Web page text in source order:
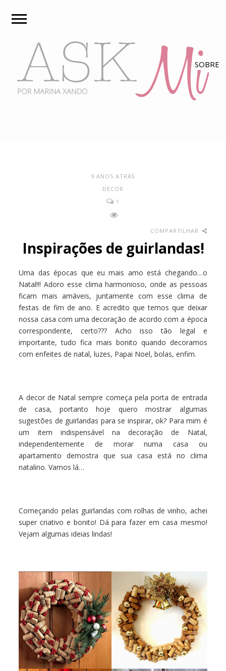
9 ANOS ATRÁS
DECOR
1
COMPARTILHAR
Inspirações de guirlandas!
Uma das épocas que eu mais amo está chegando…o
Natal!!! Adoro esse clima harmonioso, onde as pessoas
ficam mais amáveis, juntamente com esse clima de
festas de fim de ano. E acredito que temos que deixar
nossa casa com uma decoração de acordo com a época
correspondente, certo??? Acho isso tão legal e
importante, tudo fica mais bonito quando decoramos
com enfeites de natal, luzes, Papai Noel, bolas, enfim.
A decor de Natal sempre começa pela porta de entrada
de casa, portanto hoje quero mostrar algumas
sugestões de guirlandas para se inspirar, ok? Para mim é
um item indispensável na decoração de Natal,
independentemente de morar numa casa ou
apartamento demostra que sua casa está no clima
natalino. Vamos lá…
Começando pelas guirlandas com rolhas de vinho, achei
super criativo e bonito! Dá para fazer em casa mesmo!
Vejam algumas ideias lindas!